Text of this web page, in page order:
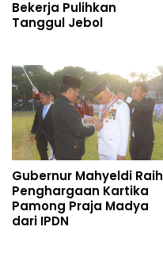
Bekerja Pulihkan
Tanggul Jebol
Gubernur Mahyeldi Raih
Penghargaan Kartika
Pamong Praja Madya
dari IPDN